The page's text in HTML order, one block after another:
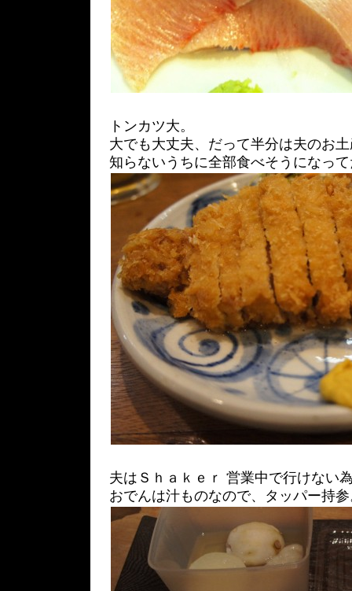
トンカツ大。
大でも大丈夫、だって半分は夫のお
知らないうちに全部食べそうになっ
夫はＳｈａｋｅｒ 営業中で行けない
おでんは汁ものなので、タッパー持